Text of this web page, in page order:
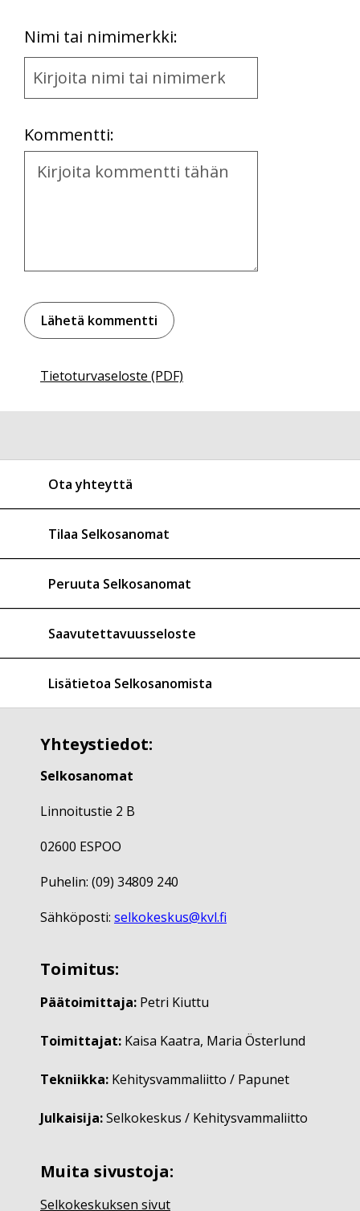
Nimi tai nimimerkki:
Name
and
Kommentti:
Kommentti
Tietoturvaseloste (PDF)
Ota yhteyttä
Tilaa Selkosanomat
Peruuta Selkosanomat
Saavutettavuusseloste
Lisätietoa Selkosanomista
Yhteystiedot:
Selkosanomat
Linnoitustie 2 B
02600 ESPOO
Puhelin: (09) 34809 240
Sähköposti: selkokeskus@kvl.fi
Toimitus:
Päätoimittaja: Petri Kiuttu
Toimittajat: Kaisa Kaatra, Maria Österlund
Tekniikka: Kehitysvammaliitto / Papunet
Julkaisija:Selkokeskus / Kehitysvammaliitto
Muita sivustoja:
Selkokeskuksen sivut